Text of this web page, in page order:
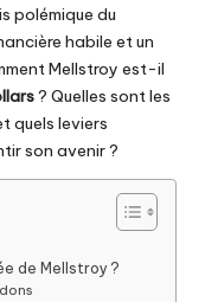
polémique du
habile et un
Mellstroy est-il
? Quelles sont les
quels leviers
son avenir ?
de Mellstroy ?